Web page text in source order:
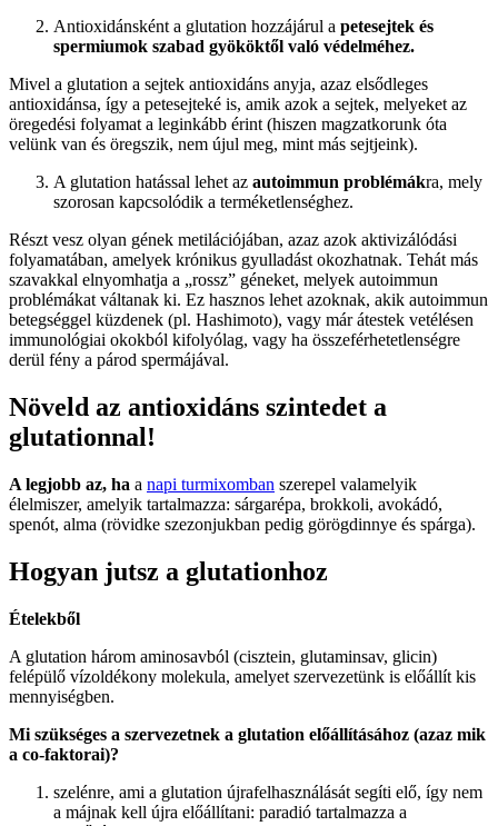
Antioxidánsként a glutation hozzájárul a petesejtek és
spermiumok szabad gyököktől való védelméhez.
Mivel a glutation a sejtek antioxidáns anyja, azaz elsődleges
antioxidánsa, így a petesejteké is, amik azok a sejtek, melyeket az
öregedési folyamat a leginkább érint (hiszen magzatkorunk óta
velünk van és öregszik, nem újul meg, mint más sejtjeink).
A glutation hatással lehet az autoimmun problémákra, mely
szorosan kapcsolódik a terméketlenséghez.
Részt vesz olyan gének metilációjában, azaz azok aktivizálódási
folyamatában, amelyek krónikus gyulladást okozhatnak. Tehát más
szavakkal elnyomhatja a „rossz” géneket, melyek autoimmun
problémákat váltanak ki. Ez hasznos lehet azoknak, akik autoimmun
betegséggel küzdenek (pl. Hashimoto), vagy már átestek vetélésen
immunológiai okokból kifolyólag, vagy ha összeférhetetlenségre
derül fény a párod spermájával.
Növeld az antioxidáns szintedet a
glutationnal!
A legjobb az, ha a napi turmixomban szerepel valamelyik
élelmiszer, amelyik tartalmazza: sárgarépa, brokkoli, avokádó,
spenót, alma (rövidke szezonjukban pedig görögdinnye és spárga).
Hogyan jutsz a glutationhoz
Ételekből
A glutation három aminosavból (cisztein, glutaminsav, glicin)
felépülő vízoldékony molekula, amelyet szervezetünk is előállít kis
mennyiségben.
Mi szükséges a szervezetnek a glutation előállításához (azaz mik
a co-faktorai)?
szelénre, ami a glutation újrafelhasználását segíti elő, így nem
a májnak kell újra előállítani: paradió tartalmazza a